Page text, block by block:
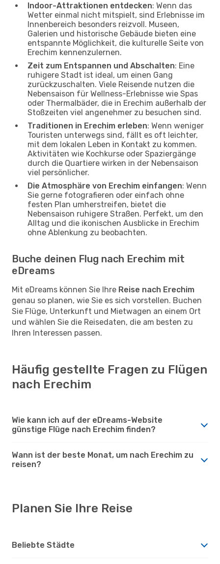
Indoor-Attraktionen entdecken: Wenn das
Wetter einmal nicht mitspielt, sind Erlebnisse im
Innenbereich besonders reizvoll. Museen,
Galerien und historische Gebäude bieten eine
entspannte Möglichkeit, die kulturelle Seite von
Erechim kennenzulernen.
Zeit zum Entspannen und Abschalten: Eine
ruhigere Stadt ist ideal, um einen Gang
zurückzuschalten. Viele Reisende nutzen die
Nebensaison für Wellness-Erlebnisse wie Spas
oder Thermalbäder, die in Erechim außerhalb der
Stoßzeiten viel angenehmer zu besuchen sind.
Traditionen in Erechim erleben: Wenn weniger
Touristen unterwegs sind, fällt es oft leichter,
mit dem lokalen Leben in Kontakt zu kommen.
Aktivitäten wie Kochkurse oder Spaziergänge
durch die Quartiere wirken in der Nebensaison
viel persönlicher.
Die Atmosphäre von Erechim einfangen: Wenn
Sie gerne fotografieren oder einfach ohne
festen Plan umherstreifen, bietet die
Nebensaison ruhigere Straßen. Perfekt, um den
Alltag und die ikonischen Ausblicke in Erechim
ohne Ablenkung zu beobachten.
Buche deinen Flug nach Erechim mit
eDreams
Mit eDreams können Sie Ihre Reise nach Erechim
genau so planen, wie Sie es sich vorstellen. Buchen
Sie Flüge, Unterkunft und Mietwagen an einem Ort
und wählen Sie die Reisedaten, die am besten zu
Ihren Interessen passen.
Häufig gestellte Fragen zu Flügen
nach Erechim
Wie kann ich auf der eDreams-Website
günstige Flüge nach Erechim finden?
Wann ist der beste Monat, um nach Erechim zu
reisen?
Planen Sie Ihre Reise
Beliebte Städte